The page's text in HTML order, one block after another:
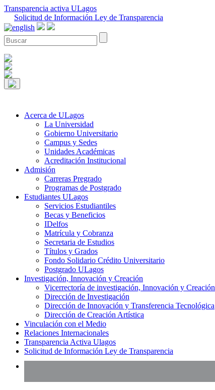
Transparencia activa ULagos
Solicitud de Información Ley de Transparencia
Acerca de ULagos
La Universidad
Gobierno Universitario
Campus y Sedes
Unidades Académicas
Acreditación Institucional
Admisión
Carreras Pregrado
Programas de Postgrado
Estudiantes ULagos
Servicios Estudiantiles
Becas y Beneficios
IDelfos
Matrícula y Cobranza
Secretaria de Estudios
Títulos y Grados
Fondo Solidario Crédito Universitario
Postgrado ULagos
Investigación, Innovación y Creación
Vicerrectoría de investigación, Innovación y Creación
Dirección de Investigación
Dirección de Innovación y Transferencia Tecnológica
Dirección de Creación Artística
Vinculación con el Medio
Relaciones Internacionales
Transparencia Activa Ulagos
Solicitud de Información Ley de Transparencia